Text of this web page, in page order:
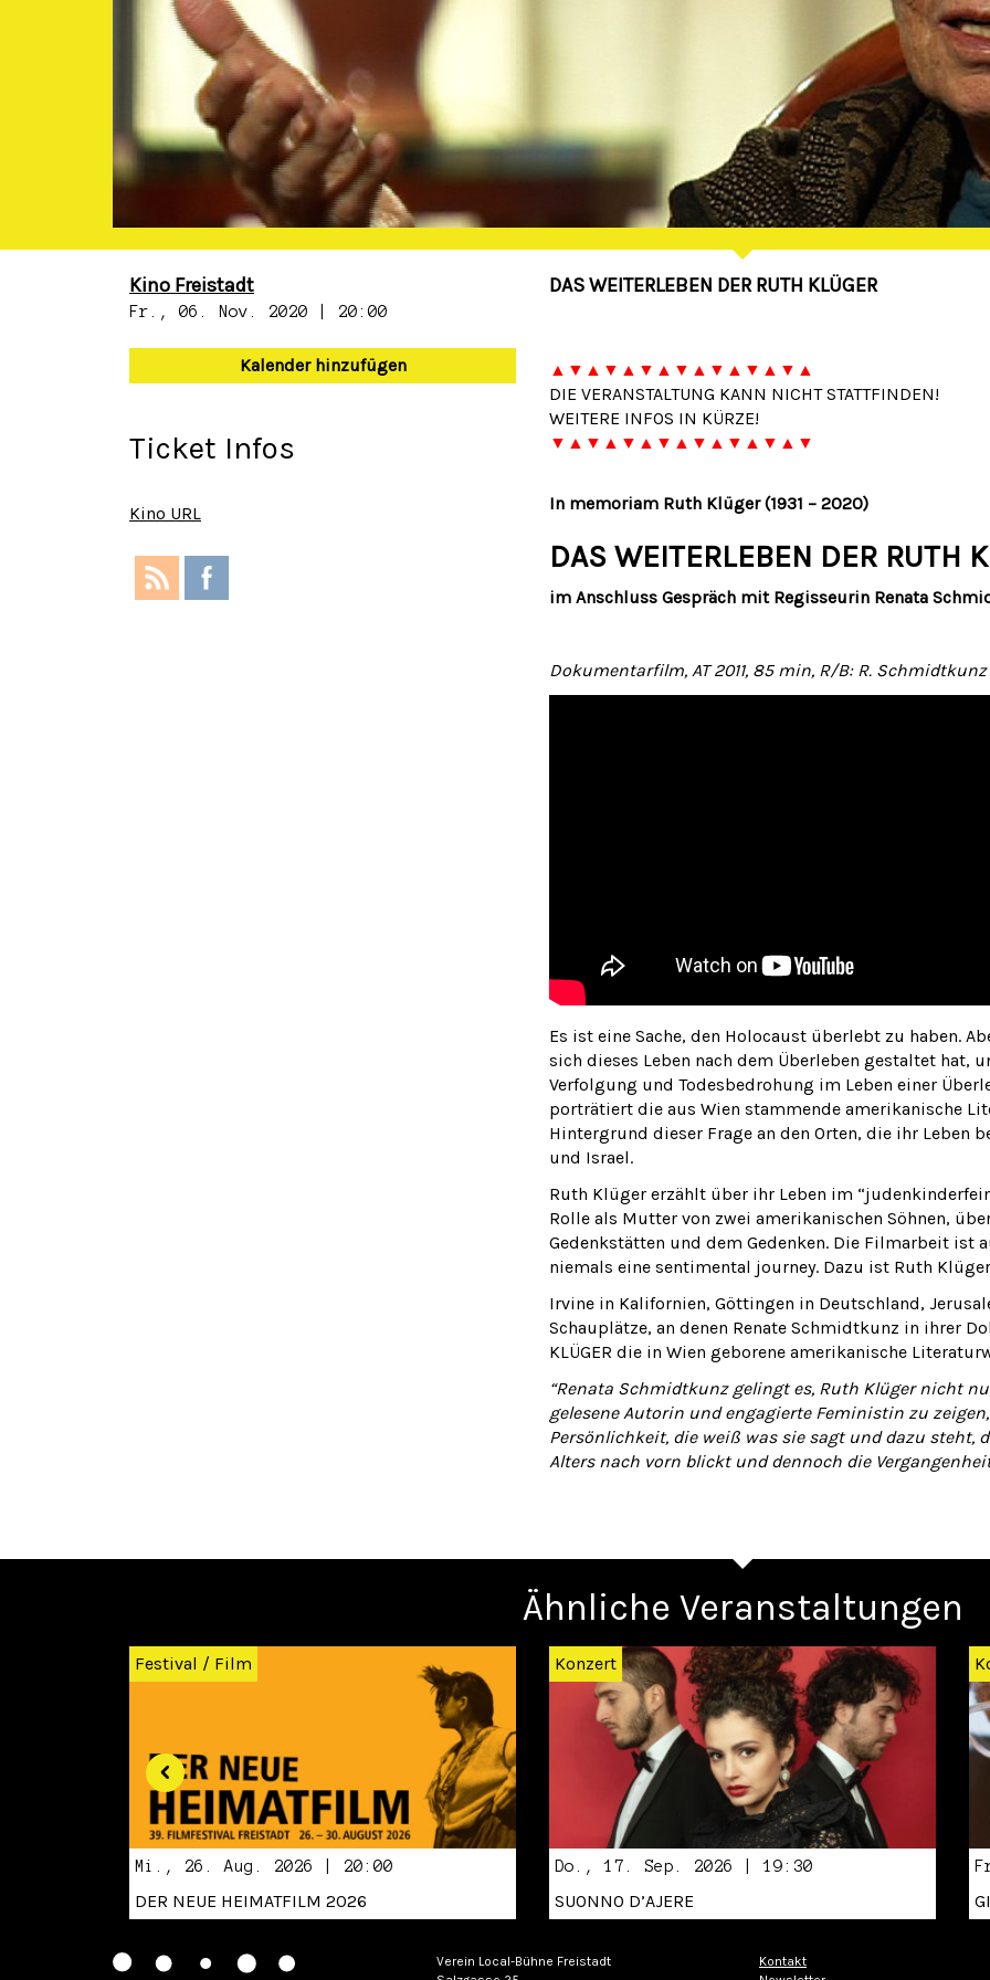
Kino Freistadt
Fr., 06. Nov. 2020 | 20:00
Kalender hinzufügen
Ticket Infos
Kino URL
DAS WEITERLEBEN DER RUTH KLÜGER
▲▼▲▼▲▼▲▼▲▼▲▼▲▼▲
DIE VERANSTALTUNG KANN NICHT STATTFINDEN!
WEITERE INFOS IN KÜRZE!
▼▲▼▲▼▲▼▲▼▲▼▲▼▲▼
In memoriam Ruth Klüger (1931 – 2020)
DAS WEITERLEBEN DER RUTH
im Anschluss Gespräch mit Regisseurin Renata
Dokumentarfilm, AT 2011, 85 min, R/B: R. Schmidtkunz
Es ist eine Sache, den Holocaust überlebt zu haben.
sich dieses Leben nach dem Überleben gestaltet hat,
Verfolgung und Todesbedrohung im Leben einer
porträtiert die aus Wien stammende amerikanische
Hintergrund dieser Frage an den Orten, die ihr Leben
und Israel.
Ruth Klüger erzählt über ihr Leben im
Rolle als Mutter von zwei amerikanischen Söhnen,
Gedenkstätten und dem Gedenken. Die Filmarbeit ist
niemals eine sentimental journey. Dazu ist Ruth
Irvine in Kalifornien, Göttingen in Deutschland,
Schauplätze, an denen Renate Schmidtkunz in ihrer
KLÜGER die in Wien geborene amerikanische
“Renata Schmidtkunz gelingt es, Ruth Klüger nicht
gelesene Autorin und engagierte Feministin zu
Persönlichkeit, die weiß was sie sagt und dazu
Alters nach vorn blickt und dennoch die
Ähnliche Veranstaltungen
Festival / Film
Mi., 26. Aug. 2026 | 20:00
DER NEUE HEIMATFILM 2026
Konzert
Do., 17. Sep. 2026 | 19:30
SUONNO D’AJERE
Verein Local-Bühne Freistadt
Kontakt